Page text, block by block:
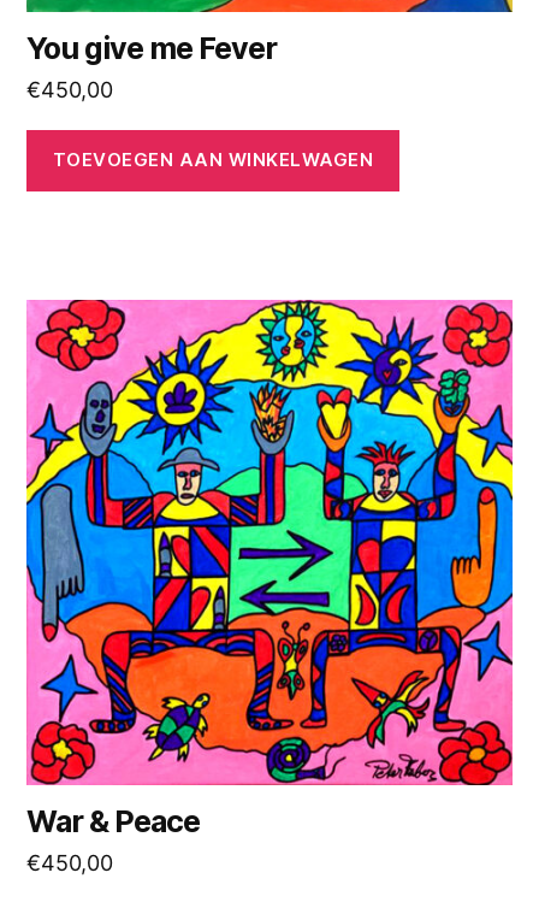
You give me Fever
€450,00
TOEVOEGEN AAN WINKELWAGEN
War & Peace
€450,00